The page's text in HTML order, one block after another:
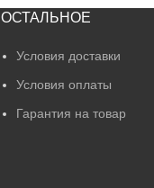
ОСТАЛЬНОЕ
Условия доставки
Условия оплаты
Гарантия на товар